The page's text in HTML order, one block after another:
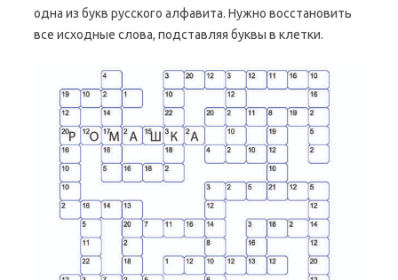
одна из букв русского алфавита. Нужно восстановить
все исходные слова, подставляя буквы в клетки.